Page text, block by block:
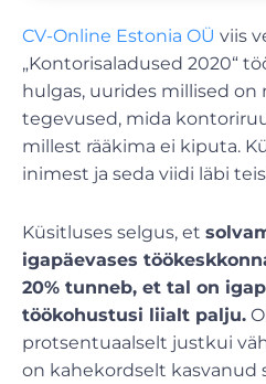
CV-Online Estonia OÜ viis
„Kontorisaladused 2020“
hulgas, uurides millised on
tegevused, mida
millest rääkima ei kiputa.
inimest ja seda viidi läbi
Küsitluses selgus, et
igapäevases
20% tunneb, et tal on
töökohustusi liialt palju.
protsentuaalselt justkui
on kahekordselt kasvanud